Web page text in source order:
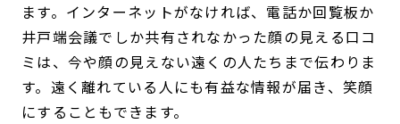
ます。インターネットがなければ、電話か回覧板か
井戸端会議でしか共有されなかった顔の見える口コ
ミは、今や顔の見えない遠くの人たちまで伝わりま
す。遠く離れている人にも有益な情報が届き、笑顔
にすることもできます。